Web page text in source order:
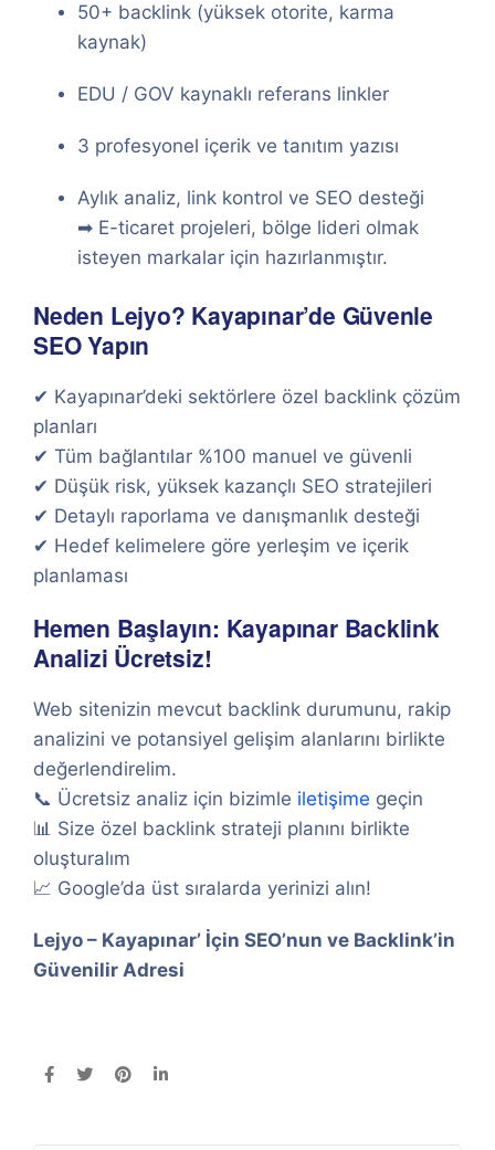
50+ backlink (yüksek otorite, karma
kaynak)
EDU / GOV kaynaklı referans linkler
3 profesyonel içerik ve tanıtım yazısı
Aylık analiz, link kontrol ve SEO desteği
➡ E-ticaret projeleri, bölge lideri olmak
isteyen markalar için hazırlanmıştır.
Neden Lejyo? Kayapınar’de Güvenle
SEO Yapın
✔ Kayapınar’deki sektörlere özel backlink çözüm
planları
✔ Tüm bağlantılar %100 manuel ve güvenli
✔ Düşük risk, yüksek kazançlı SEO stratejileri
✔ Detaylı raporlama ve danışmanlık desteği
✔ Hedef kelimelere göre yerleşim ve içerik
planlaması
Hemen Başlayın: Kayapınar Backlink
Analizi Ücretsiz!
Web sitenizin mevcut backlink durumunu, rakip
analizini ve potansiyel gelişim alanlarını birlikte
değerlendirelim.
📞 Ücretsiz analiz için bizimle iletişime geçin
📊 Size özel backlink strateji planını birlikte
oluşturalım
📈 Google’da üst sıralarda yerinizi alın!
Lejyo – Kayapınar’ İçin SEO’nun ve Backlink’in
Güvenilir Adresi